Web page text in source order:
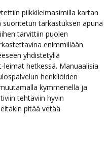
piikkileimasimilla kartan
tarkastuksen apuna
tarvittiin puolen
enimmillään
yhdistetyllä
hetkessä. Manuaalisia
henkilöiden
kymmenellä ja
tehtäviin hyvin
pitää vetää